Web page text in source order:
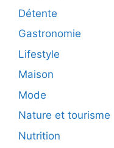
Détente
Gastronomie
Lifestyle
Maison
Mode
Nature et tourisme
Nutrition